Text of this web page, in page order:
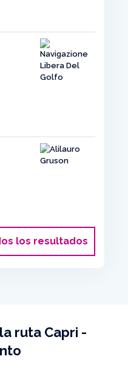
los resultados
ruta Capri -